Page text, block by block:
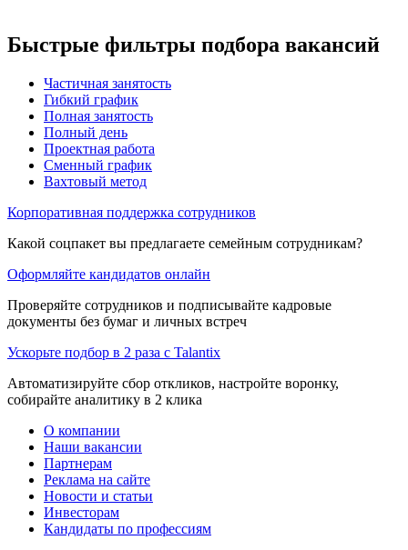
Быстрые фильтры подбора вакансий
Частичная занятость
Гибкий график
Полная занятость
Полный день
Проектная работа
Сменный график
Вахтовый метод
Корпоративная поддержка сотрудников
Какой соцпакет вы предлагаете семейным сотрудникам?
Оформляйте кандидатов онлайн
Проверяйте сотрудников и подписывайте кадровые
документы без бумаг и личных встреч
Ускорьте подбор в 2 раза с Talantix
Автоматизируйте сбор откликов, настройте воронку,
собирайте аналитику в 2 клика
О компании
Наши вакансии
Партнерам
Реклама на сайте
Новости и статьи
Инвесторам
Кандидаты по профессиям